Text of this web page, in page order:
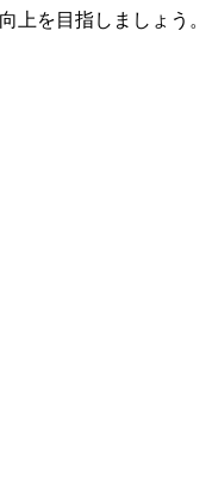
上を目指しましょう。